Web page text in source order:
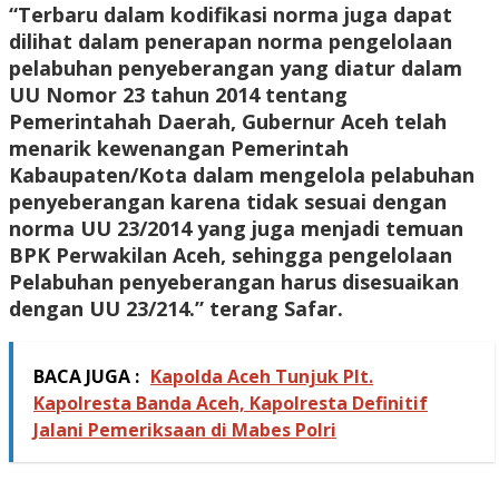
“Terbaru dalam kodifikasi norma juga dapat
dilihat dalam penerapan norma pengelolaan
pelabuhan penyeberangan yang diatur dalam
UU Nomor 23 tahun 2014 tentang
Pemerintahah Daerah, Gubernur Aceh telah
menarik kewenangan Pemerintah
Kabaupaten/Kota dalam mengelola pelabuhan
penyeberangan karena tidak sesuai dengan
norma UU 23/2014 yang juga menjadi temuan
BPK Perwakilan Aceh, sehingga pengelolaan
Pelabuhan penyeberangan harus disesuaikan
dengan UU 23/214.” terang Safar.
BACA JUGA : Kapolda Aceh Tunjuk Plt.
Kapolresta Banda Aceh, Kapolresta Definitif
Jalani Pemeriksaan di Mabes Polri